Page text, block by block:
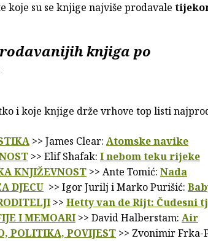
koje su se knjige najviše prodavale
knjiga po
i koje knjige drže vrhove top listi
>> James Clear: Atomske navike
>> Elif Shafak: I nebom teku rijeke
KNJIŽEVNOST >> Ante Tomić: ​ Nada
DJECU >> Igor Jurilj i Marko Purišić:
>> Hetty van de Rijt: Čudesni
I MEMOARI >> David Halberstam: Air
POLITIKA, POVIJEST >> Zvonimir Frka-